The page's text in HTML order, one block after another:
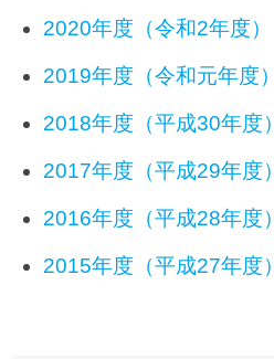
2020年度（令和2年度）
2019年度（令和元年度）
2018年度（平成30年度）
2017年度（平成29年度）
2016年度（平成28年度）
2015年度（平成27年度）